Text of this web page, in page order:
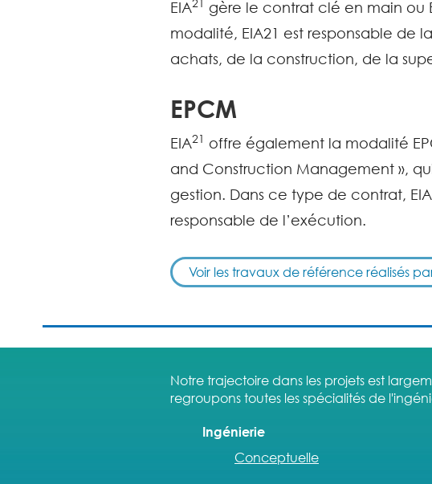
EIA21 gère le contrat clé en main ou
modalité, EIA21 est responsable de
achats, de la construction, de la
EPCM
EIA21 offre également la modalité
and Construction Management »,
gestion. Dans ce type de contrat,
responsable de l’exécution.
Voir les travaux de référence réalisés
Notre trajectoire dans les projets est
regroupons toutes les spécialités de
Ingénierie
Conceptuelle